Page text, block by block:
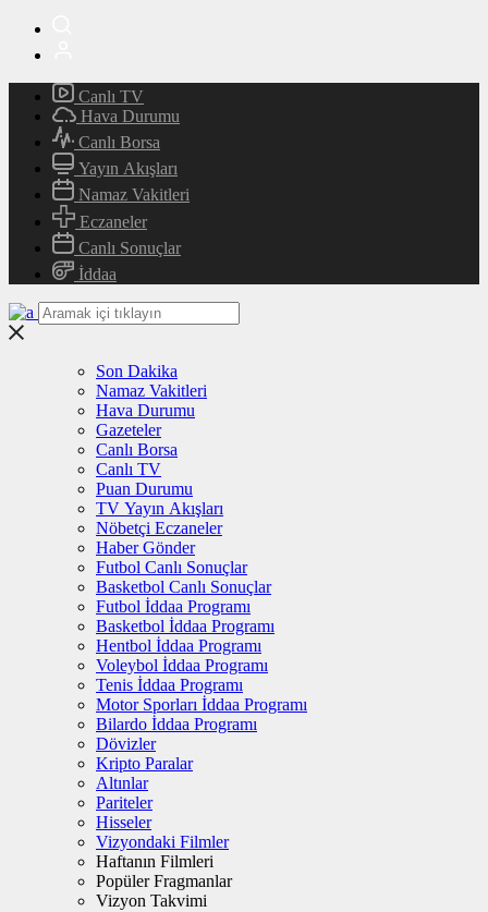
Canlı TV
Hava Durumu
Canlı Borsa
Yayın Akışları
Namaz Vakitleri
Eczaneler
Canlı Sonuçlar
İddaa
Son Dakika
Namaz Vakitleri
Hava Durumu
Gazeteler
Canlı Borsa
Canlı TV
Puan Durumu
TV Yayın Akışları
Nöbetçi Eczaneler
Haber Gönder
Futbol Canlı Sonuçlar
Basketbol Canlı Sonuçlar
Futbol İddaa Programı
Basketbol İddaa Programı
Hentbol İddaa Programı
Voleybol İddaa Programı
Tenis İddaa Programı
Motor Sporları İddaa Programı
Bilardo İddaa Programı
Dövizler
Kripto Paralar
Altınlar
Pariteler
Hisseler
Vizyondaki Filmler
Haftanın Filmleri
Popüler Fragmanlar
Vizyon Takvimi